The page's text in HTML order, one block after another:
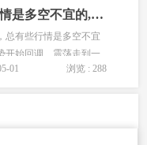
概率事件的时机，结合资
小概率事件发生。...
总有些行情是多空不宜的,每一个期货游戏的参与者都要遵守游戏规则
总有些行情是多空不宜
开始回调、震荡走到一
，这时候我们需要的是暂
货也是一个游戏，每一个
01 浏览 : 288